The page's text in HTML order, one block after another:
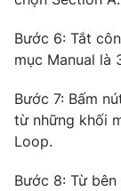
Liên hệ tòa
Bước 6: Tắt
mục Manual là
Bước 7: Bấm
từ những khối
Loop.
Bước 8: Từ